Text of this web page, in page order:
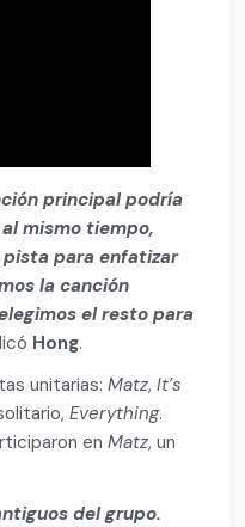
principal podría
mismo tiempo,
pista para enfatizar
la canción
el resto para
Hong.
unitarias:Matz,It’s
Everything.
enMatz, un
del grupo.